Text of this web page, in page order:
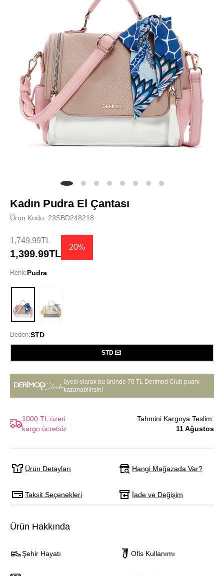
Kadın Pudra El Çantası
Ürün Kodu: 23SBD248218
1,749.99TL
1,399.99TL
20%
Renk:Pudra
Pudra
Beden:STD
STD
üyesi olarak bu üründe 70 TL Derimod Club puanı
kazanabilirsin!
1000 TL üzeri
kargo ücretsiz
Tahmini Kargoya Teslim:
11 Ağustos
Ürün Detayları Hangi Mağazada Var?
Taksit Seçenekleri İade ve Değişim
Ürün Hakkında
Şehir Hayatı Ofis Kullanımı